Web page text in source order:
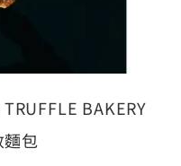
BAKERY
包